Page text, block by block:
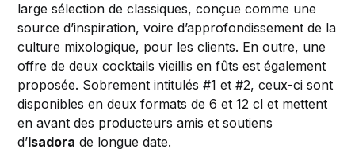
large sélection de classiques, conçue comme une
source d’inspiration, voire d’approfondissement de la
culture mixologique, pour les clients. En outre, une
offre de deux cocktails vieillis en fûts est également
proposée. Sobrement intitulés #1 et #2, ceux-ci sont
disponibles en deux formats de 6 et 12 cl et mettent
en avant des producteurs amis et soutiens
d’Isadora de longue date.